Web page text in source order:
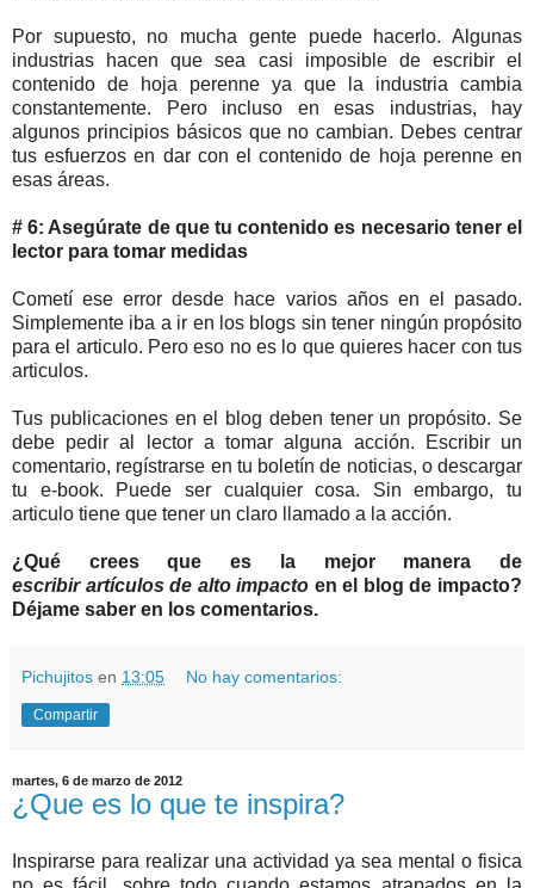
Por supuesto, no mucha gente puede hacerlo. Algunas
industrias hacen que sea casi imposible de escribir el
contenido de hoja perenne ya que la industria cambia
constantemente. Pero incluso en esas industrias, hay
algunos principios básicos que no cambian. Debes centrar
tus esfuerzos en dar con el contenido de hoja perenne en
esas áreas.
# 6: Asegúrate de que tu contenido es necesario tener el
lector para tomar medidas
Cometí ese error desde hace varios años en el pasado.
Simplemente iba a ir en los blogs sin tener ningún propósito
para el articulo. Pero eso no es lo que quieres hacer con tus
articulos.
Tus publicaciones en el blog deben tener un propósito. Se
debe pedir al lector a tomar alguna acción. Escribir un
comentario, regístrarse en tu boletín de noticias, o descargar
tu e-book. Puede ser cualquier cosa. Sin embargo, tu
articulo tiene que tener un claro llamado a la acción.
¿Qué crees que es la mejor manera de
escribir artículos de alto impacto en el blog de impacto?
Déjame saber en los comentarios.
Pichujitos en 13:05 No hay comentarios:
Compartir
martes, 6 de marzo de 2012
¿Que es lo que te inspira?
Inspirarse para realizar una actividad ya sea mental o fisica